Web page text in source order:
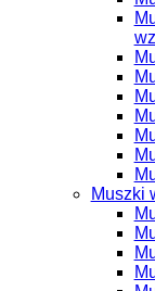
Muszki